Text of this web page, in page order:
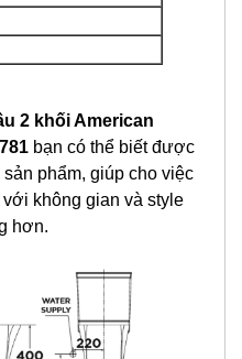
2 khối American
bạn có thể biết được
phẩm, giúp cho việc
không gian và style
hơn.